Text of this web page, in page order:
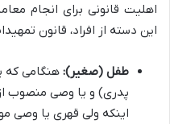
اهلیت قانونی برای انجام
این دسته از افراد، قانون
طفل (صغیر): هنگامی که
پدری) و یا وصی منصوب
اینکه ولی قهری یا وصی